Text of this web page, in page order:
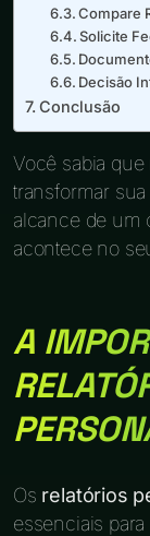
Compare
Solicite
Decisão
Conclusão
Você sabia que
transformar
alcance de um
acontece no
A
Os relatórios
essenciais